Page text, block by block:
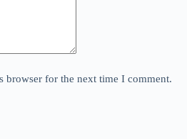
browser for the next time I comment.